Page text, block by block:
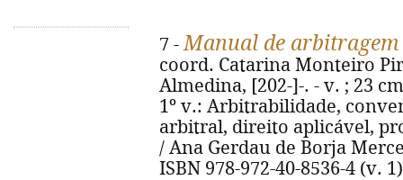
7 -Manual de
coord. Catarina Monteiro
Almedina, [202-]-. - v. ; 23
1º v.: Arbitrabilidade,
arbitral, direito aplicável,
/ Ana Gerdau de Borja
ISBN 978-972-40-8536-4 (v. 1)